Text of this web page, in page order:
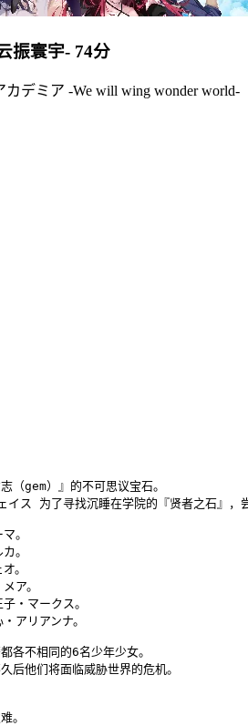
振寰宇- 74分
デミア -We will wing wonder world-
（gem）』的不可思议宝石。
イス 为了寻找沉睡在学院的『贤者之石』
。
。
。
ア。
・マークス。
アリアンナ。
各不相同的6名少年少女。
后他们将面临威胁世界的危机。
。